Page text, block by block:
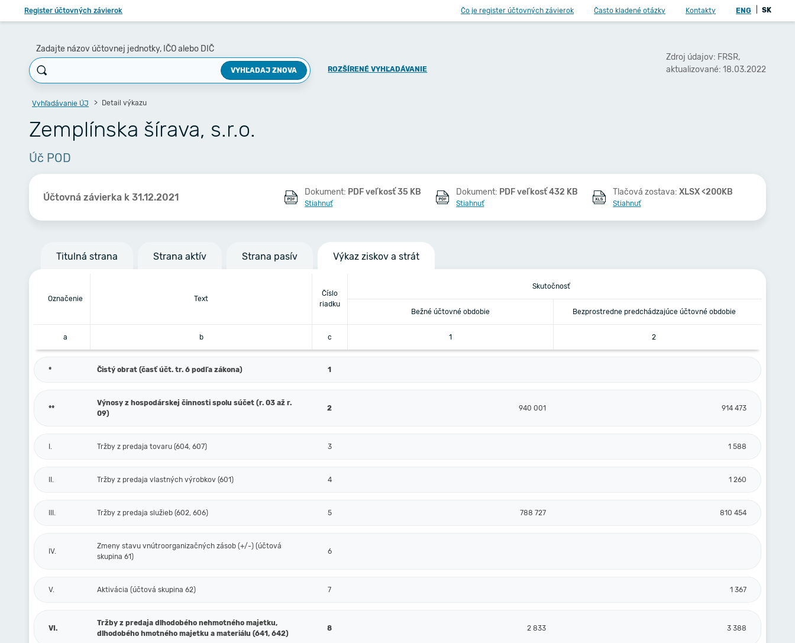
Register účtovných závierok Čo je register účtovných závierok Často kladené otázky Kontakty ENG SK
Zadajte názov účtovnej jednotky, IČO alebo DIČ
VYHĽADAJ ZNOVA ROZŠÍRENÉ VYHĽADÁVANIE
Zdroj údajov: FRSR,
aktualizované: 18.03.2022
Vyhľadávanie ÚJ Detail výkazu
Zemplínska šírava, s.r.o.
Úč POD
Účtovná závierka k 31.12.2021 Dokument: PDF veľkosť 35 KB
Stiahnuť
Dokument: PDF veľkosť 432 KB
Stiahnuť
Tlačová zostava:XLSX <200KB
Stiahnuť
Titulná strana Strana aktív Strana pasív Výkaz ziskov a strát
Označenie Text
Číslo
riadku
Skutočnosť
Bežné účtovné obdobie Bezprostredne predchádzajúce účtovné obdobie
a b c 1 2
* Čistý obrat (časť účt. tr. 6 podľa zákona) 1
**
Výnosy z hospodárskej činnosti spolu súčet (r. 03 až r.
09)
2 940 001 914 473
I. Tržby z predaja tovaru (604, 607) 3 1 588
II. Tržby z predaja vlastných výrobkov (601) 4 1 260
III. Tržby z predaja služieb (602, 606) 5 788 727 810 454
IV.
Zmeny stavu vnútroorganizačných zásob (+/-) (účtová
skupina 61)
6
V. Aktivácia (účtová skupina 62) 7 1 367
VI.
Tržby z predaja dlhodobého nehmotného majetku,
dlhodobého hmotného majetku a materiálu (641, 642)
8 2 833 3 388